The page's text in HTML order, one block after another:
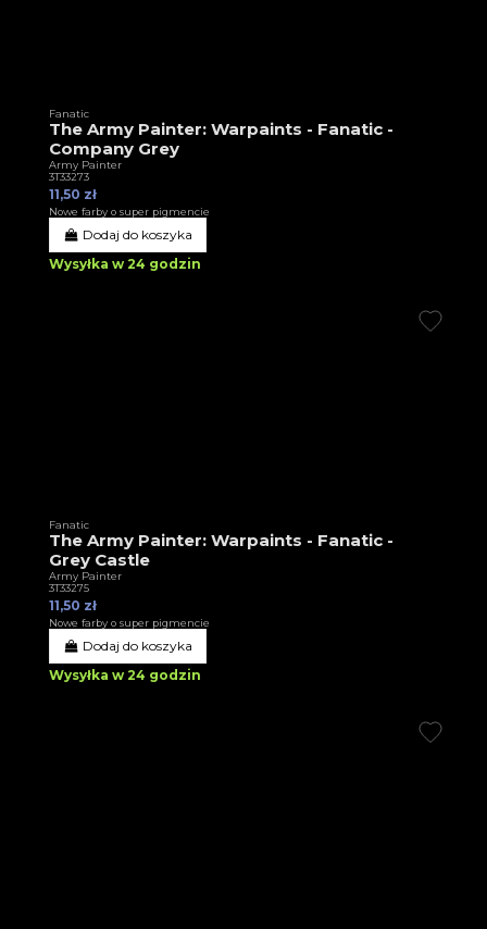
Fanatic
The Army Painter: Warpaints - Fanatic -
Company Grey
Army Painter
3T33273
11,50 zł
Nowe farby o super pigmencie
Dodaj do koszyka
Wysyłka w 24 godzin
Fanatic
The Army Painter: Warpaints - Fanatic -
Grey Castle
Army Painter
3T33275
11,50 zł
Nowe farby o super pigmencie
Dodaj do koszyka
Wysyłka w 24 godzin